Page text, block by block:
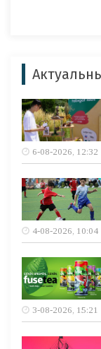
6-08-2026, 12:32
4-08-2026, 10:04
3-08-2026, 15:21